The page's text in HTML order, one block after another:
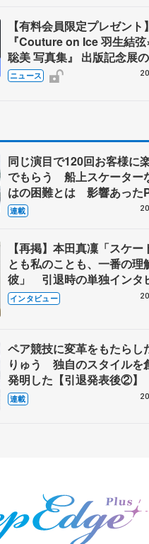
【有料会員限定プレゼント
『Couture on Ice 羽生結
聡美 写真集』 出版記念展
券を5名様に
ニュース
同じ演目で120回お客様に
でもらう 船上スケーター
はの困難とは 影響あった
キャプテン松永さんの存在
連載
【再掲】本田真凜「スケー
とも私のことも、一番の理
彼」 引退時の単独インタ
で語った競技人生や家族、
これからの夢…
インタビュー
ペア競技に変革をもたらし
りゅう 独自のスタイルを
発明した【引退発表後②】
連載